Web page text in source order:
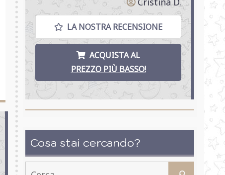
LA NOSTRA RECENSIONE
ACQUISTA AL
PREZZO PIÙ BASSO!
Cosa stai cercando?